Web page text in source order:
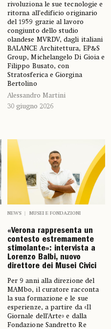
rivoluziona le sue tecnologie e
ritorna all’edificio originario
del 1959 grazie al lavoro
congiunto dello studio
olandese MVRDV, dagli italiani
BALANCE Architettura, EP&S
Group, Michelangelo Di Gioia e
Filippo Busato, con
Stratosferica e Giorgina
Bertolino
Alessandro Martini
30 giugno 2026
NEWS MUSEI E FONDAZIONI
«Verona rappresenta un
contesto estremamente
stimolante»: intervista a
Lorenzo Balbi, nuovo
direttore dei Musei Civici
Per 9 anni alla direzione del
MAMbo, il curatore racconta
la sua formazione e le sue
esperienze, a partire da «Il
Giornale dell’Arte» e dalla
Fondazione Sandretto Re